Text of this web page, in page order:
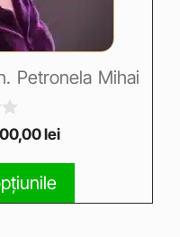
Petronela Mihai
lei